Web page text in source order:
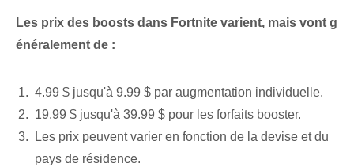
Les prix des boosts dans Fortnite varient, mais vont g
énéralement de :
4.99 $ jusqu'à 9.99 $ par augmentation individuelle.
19.99 $ jusqu'à 39.99 $ pour les forfaits booster.
Les prix peuvent varier en fonction de la devise et du
pays de résidence.